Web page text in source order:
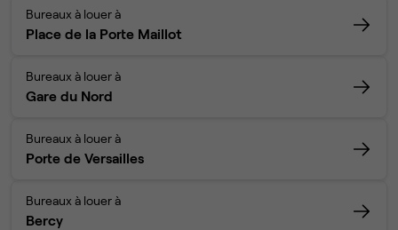
Bureaux à louer à
Place de la Porte Maillot
Bureaux à louer à
Gare du Nord
Bureaux à louer à
Porte de Versailles
Bureaux à louer à
Bercy